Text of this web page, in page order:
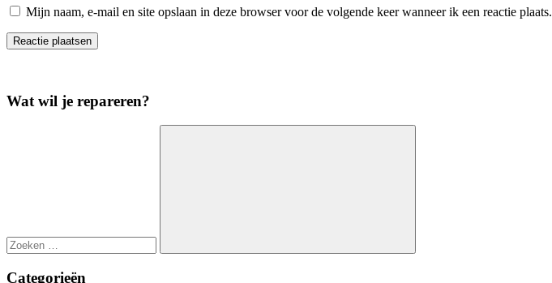
Mijn naam, e-mail en site opslaan in deze browser voor de volgende keer wanneer ik een reactie plaats.
Wat wil je repareren?
Zoeken
Categorieën